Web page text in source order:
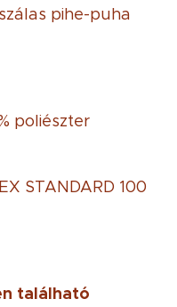
pihe-puha
poliészter
STANDARD 100
található